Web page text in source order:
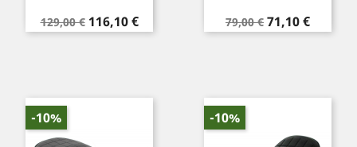
Prix
de
129,00 € Prix
116,10 €
Prix
de
79,00 € Prix
71,10 €
-10% -10%